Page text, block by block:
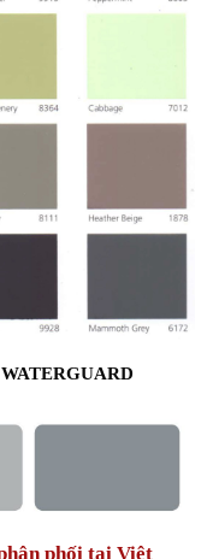
phối tại Việt